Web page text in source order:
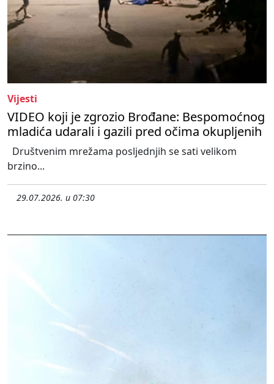
Vijesti
VIDEO koji je zgrozio Brođane: Bespomoćnog
mladića udarali i gazili pred očima okupljenih
Društvenim mrežama posljednjih se sati velikom
brzino...
29.07.2026. u 07:30